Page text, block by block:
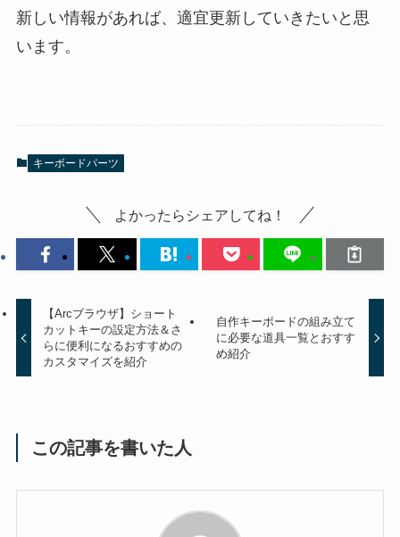
新しい情報があれば、適宜更新していきたいと思
います。
キーボードパーツ
よかったらシェアしてね！
【Arcブラウザ】ショート
カットキーの設定方法＆さ
らに便利になるおすすめの
カスタマイズを紹介
自作キーボードの組み立て
に必要な道具一覧とおすす
め紹介
この記事を書いた人